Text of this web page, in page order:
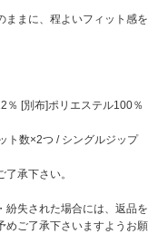
ままに、程よいフィット感を
[別布]ポリエステル100％
ト数×2つ / シングルジップ
承下さい。
紛失された場合には、返品を
めご了承下さいますようお願